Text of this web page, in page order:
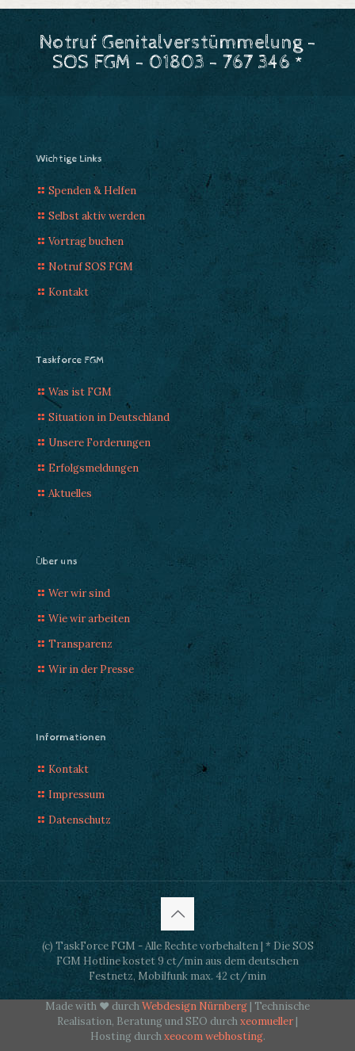
Notruf Genitalverstümmelung -
SOS FGM - 01803 - 767 346 *
Wichtige Links
Spenden & Helfen
Selbst aktiv werden
Vortrag buchen
Notruf SOS FGM
Kontakt
Taskforce FGM
Was ist FGM
Situation in Deutschland
Unsere Forderungen
Erfolgsmeldungen
Aktuelles
Über uns
Wer wir sind
Wie wir arbeiten
Transparenz
Wir in der Presse
Informationen
Kontakt
Impressum
Datenschutz
(c) TaskForce FGM - Alle Rechte vorbehalten | * Die SOS
FGM Hotline kostet 9 ct/min aus dem deutschen
Festnetz, Mobilfunk max. 42 ct/min
Made with ♥ durchWebdesign Nürnberg | Technische
Realisation, Beratung und SEO durchxeomueller |
Hosting durchxeocom webhosting.